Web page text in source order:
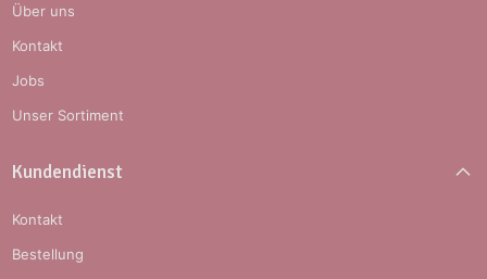
Über uns
Kontakt
Jobs
Unser Sortiment
Kundendienst
Kontakt
Bestellung